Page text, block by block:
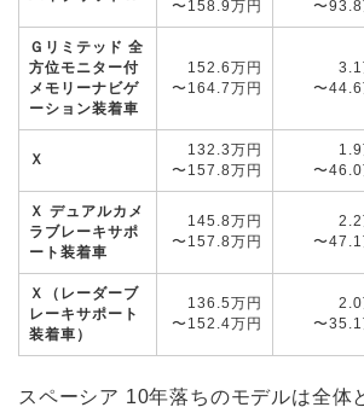
〜158.9万円
〜93.8
Ｇリミテッド 全
方位モニター付
メモリーナビゲ
ーション装着車
152.6万円
〜164.7万円
3.1
〜44.6
Ｘ
132.3万円
〜157.8万円
1.9
〜46.0
Ｘ デュアルカメ
ラブレーキサポ
ート装着車
145.8万円
〜157.8万円
2.2
〜47.1
Ｘ（レーダーブ
レーキサポート
装着車）
136.5万円
〜152.4万円
2.0
〜35.1
スペーシア 10年落ちのモデルは全体